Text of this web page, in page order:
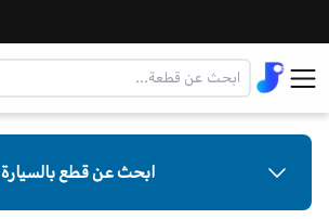
ابحث عن قطع بالسيارة